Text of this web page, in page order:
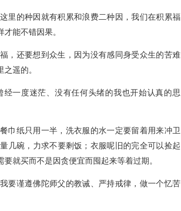
里的种因就有积累和浪费二种因，我们在积累福
能不错因果。
，还要想到众生，因为没有感同身受众生的苦难
遥的。
一度迷茫、没有任何头绪的我也开始认真的思
巾纸只用一半，洗衣服的水一定要留着用来冲卫
几碗，力求不要剩饭；衣服呢旧的完全可以捡起
就买而不是因贪便宜而囤起来等着过期。
要谨遵佛陀师父的教诫、严持戒律，做一个忆苦